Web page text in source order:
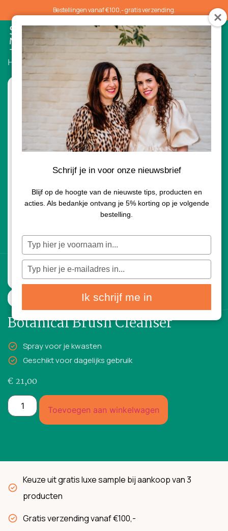
Bestellingen vanaf €100,- gratis verzending.
0
Home/ Accesoires / Botanical Brush Cleanser
Botanical Brush Cleanser
Spray voor je kwasten
Geschikt voor dagelijks gebruik
€21,00
Toevoegen aan winkelwagen
Keuze uit gratis luxe sample bij aankoop van 3
producten
Gratis verzending vanaf €100,-
Schrijf je in voor onze nieuwsbrief
Blijf op de hoogte van de nieuwste tips, producten en
acties. Als bedankje ontvang je 5% korting op je volgende
bestelling.
Typ
naam
in
Typ
e-
mailadres
Ik schrijf me in